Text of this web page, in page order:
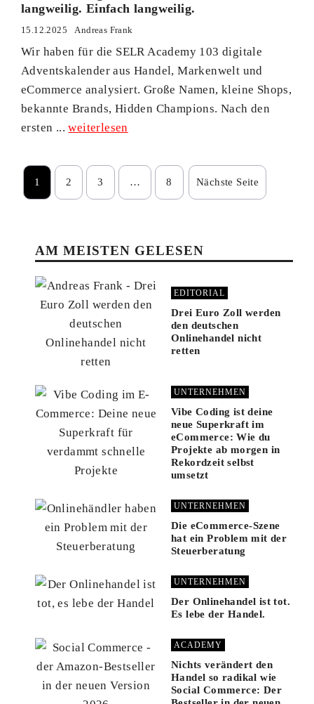
langweilig. Einfach langweilig.
15.12.2025 Andreas Frank
Wir haben für die SELR Academy 103 digitale
Adventskalender aus Handel, Markenwelt und
eCommerce analysiert. Große Namen, kleine Shops,
bekannte Brands, Hidden Champions. Nach den
ersten ...weiterlesen
1 2 3 … 8 Nächste Seite
AM MEISTEN GELESEN
EDITORIAL
Drei Euro Zoll werden
den deutschen
Onlinehandel nicht
retten
UNTERNEHMEN
Vibe Coding ist deine
neue Superkraft im
eCommerce: Wie du
Projekte ab morgen in
Rekordzeit selbst
umsetzt
UNTERNEHMEN
Die eCommerce-Szene
hat ein Problem mit der
Steuerberatung
UNTERNEHMEN
Der Onlinehandel ist tot.
Es lebe der Handel.
ACADEMY
Nichts verändert den
Handel so radikal wie
Social Commerce: Der